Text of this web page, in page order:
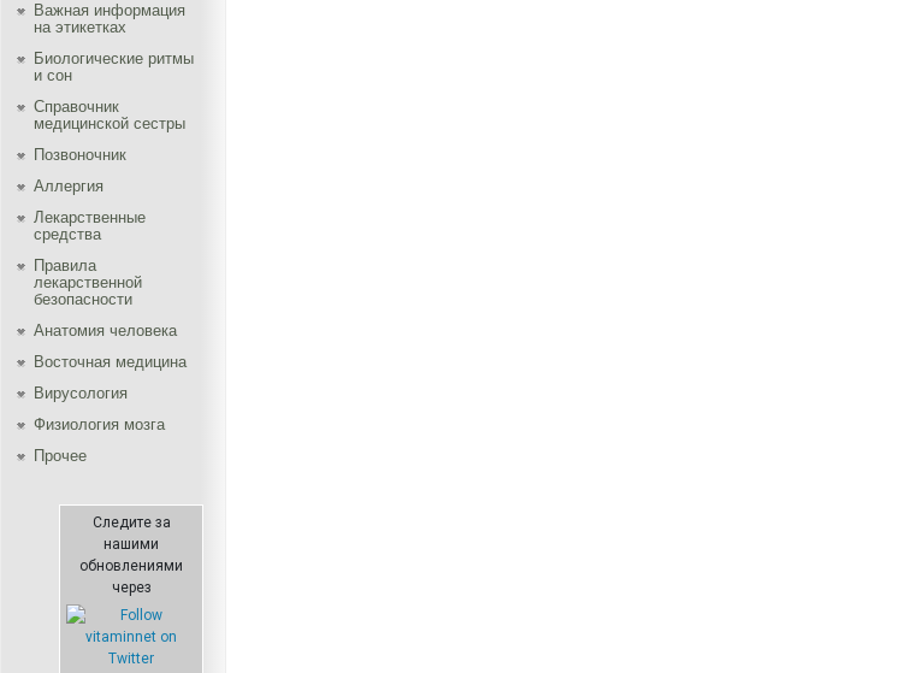
Важная информация
на этикетках
Биологические ритмы
и сон
Справочник
медицинской сестры
Позвоночник
Аллергия
Лекарственные
средства
Правила
лекарственной
безопасности
Aнатомия человека
Восточная медицина
Вирусология
Физиология мозга
Прочее
Следите за
нашими
обновлениями
через